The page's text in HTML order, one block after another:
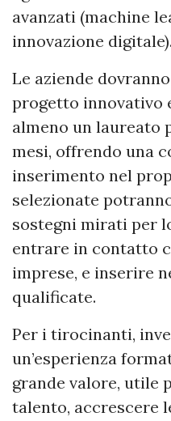
avanzati (machine
innovazione digitale).
Le aziende
progetto innovativo
almeno un laureato
mesi, offrendo una
inserimento nel
selezionate
sostegni mirati per
entrare in contatto
imprese, e inserire
qualificate.
Per i tirocinanti,
un’esperienza
grande valore, utile
talento, accrescere